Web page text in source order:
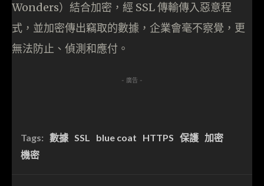
Wonders）結合加密，經 SSL 傳輸傳入惡意程
式，並加密傳出竊取的數據，企業會毫不察覺，更
無法防止、偵測和應付。
- 廣告 -
Tags: 數據 SSL blue coat HTTPS 保護 加密
機密